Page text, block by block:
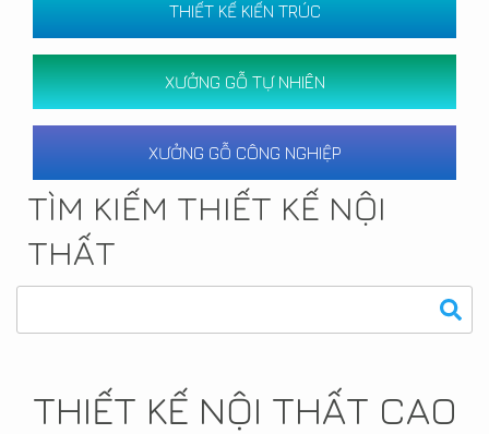
THIẾT KẾ KIẾN TRÚC
XƯỞNG GỖ TỰ NHIÊN
XƯỞNG GỖ CÔNG NGHIỆP
TÌM KIẾM THIẾT KẾ NỘI
THẤT
THIẾT KẾ NỘI THẤT CAO